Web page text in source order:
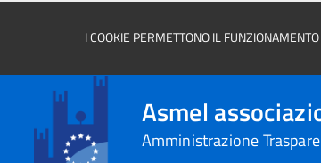
Asmel
Amministrazione
I COOKIE PERMETTONO IL